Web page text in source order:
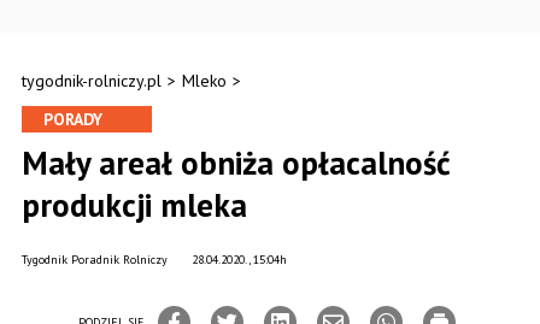
tygodnik-rolniczy.pl > Mleko >
PORADY
Mały areał obniża opłacalność
produkcji mleka
28.04.2020., 15:04h
Tygodnik Poradnik Rolniczy